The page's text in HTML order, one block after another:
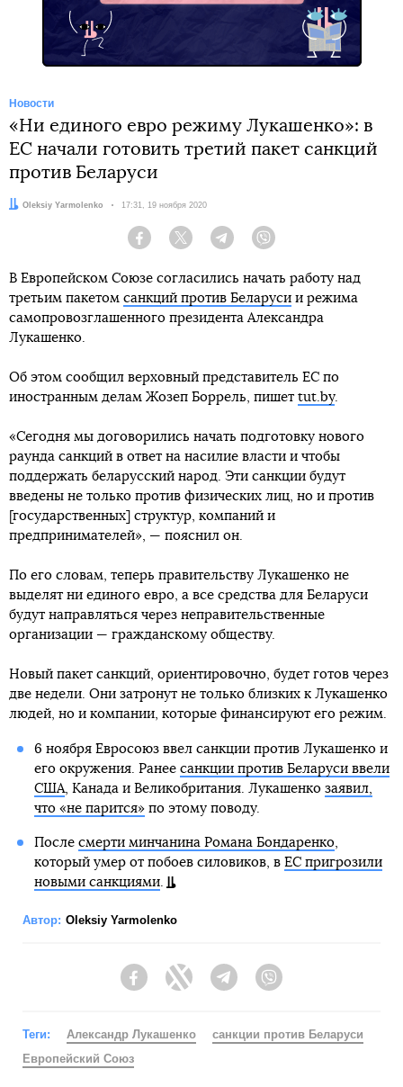
Новости
«Ни единого евро режиму Лукашенко»: в
ЕС начали готовить третий пакет санкций
против Беларуси
Автор:
Oleksiy Yarmolenko Дата:
17:31, 19 ноября 2020
Facebook Twitter Telegram
В Европейском Союзе согласились начать работу над
третьим пакетом санкций против Беларуси и режима
самопровозглашенного президента Александра
Лукашенко.
Об этом сообщил верховный представитель ЕС по
иностранным делам Жозеп Боррель, пишет tut.by.
«Сегодня мы договорились начать подготовку нового
раунда санкций в ответ на насилие власти и чтобы
поддержать беларусский народ. Эти санкции будут
введены не только против физических лиц, но и против
[государственных] структур, компаний и
предпринимателей», — пояснил он.
По его словам, теперь правительству Лукашенко не
выделят ни единого евро, а все средства для Беларуси
будут направляться через неправительственные
организации — гражданскому обществу.
Новый пакет санкций, ориентировочно, будет готов через
две недели. Они затронут не только близких к Лукашенко
людей, но и компании, которые финансируют его режим.
6 ноября Евросоюз ввел санкции против Лукашенко и
его окружения. Ранее санкции против Беларуси ввели
США, Канада и Великобритания. Лукашенко заявил,
что «не парится»по этому поводу.
После смерти минчанина Романа Бондаренко,
который умер от побоев силовиков, в ЕС пригрозили
новыми санкциями.
Автор: Oleksiy Yarmolenko
FacebookTwitter Telegram
Теги: Александр Лукашенко
санкции против Беларуси
Европейский Союз